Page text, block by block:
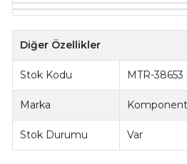
Diğer Özellikler
Stok Kodu MTR-38653
Marka
Stok Durumu Var